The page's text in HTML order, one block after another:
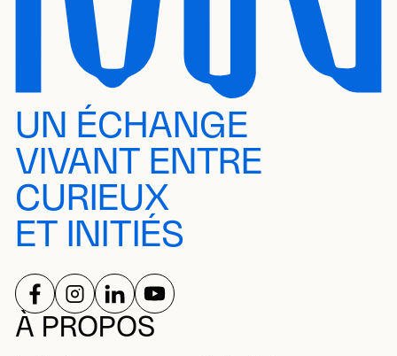
UN ÉCHANGE
VIVANT ENTRE
CURIEUX
ET INITIÉS
À PROPOS
RÉSEAUX SOCIAUX
SUIVEZ-NOUS SUR
SUIVEZ-NOUS SUR
SUIVEZ-NOUS SUR
SUIVEZ-NOUS SUR